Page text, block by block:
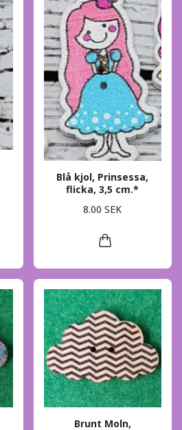
Blå kjol, Prinsessa,
flicka, 3,5 cm.*
8.00 SEK
Brunt Moln,